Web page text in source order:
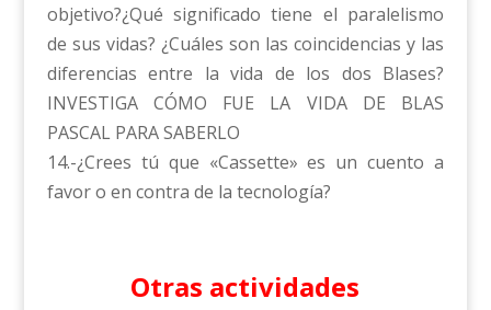
objetivo?¿Qué significado tiene el paralelismo
de sus vidas? ¿Cuáles son las coincidencias y las
diferencias entre la vida de los dos Blases?
INVESTIGA CÓMO FUE LA VIDA DE BLAS
PASCAL PARA SABERLO
14.-¿Crees tú que «Cassette» es un cuento a
favor o en contra de la tecnología?
Otras actividades